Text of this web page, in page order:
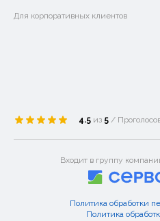
Для корпоративных клиентов
4.5 из 5 /
Входит в группу
Политика обработки
Политика